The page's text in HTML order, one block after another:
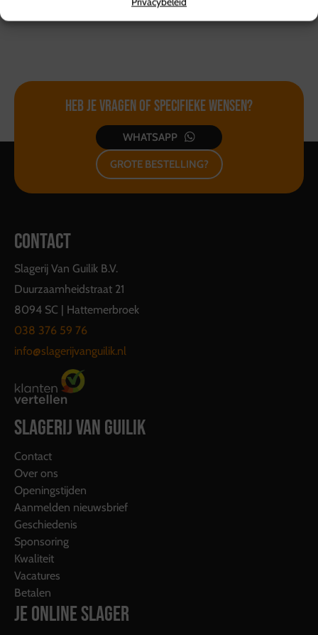
Heb je vragen ofspecifieke wensen?
WHATSAPP
GROTE BESTELLING?
CONTACT
Slagerij Van Guilik B.V.
Duurzaamheidstraat 21
8094 SC | Hattemerbroek
038 376 59 76
info@slagerijvanguilik.nl
SLAGERIJ VAN GUILIK
Contact
Over ons
Openingstijden
Aanmelden nieuwsbrief
Geschiedenis
Sponsoring
Kwaliteit
Vacatures
Betalen
JE ONLINE SLAGER